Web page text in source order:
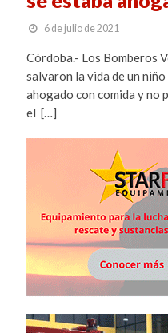
6 de julio de 2021
Córdoba.- Los Bomberos
salvaron la vida de un niño
ahogado con comida y no
el […]